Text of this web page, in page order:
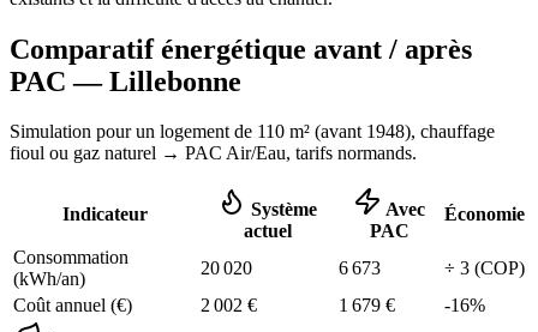
Comparatif énergétique avant / après
PAC —Lillebonne
Simulation pour un logement de 110 m² (avant 1948), chauffage
fioul ou gaz naturel → PAC Air/Eau, tarifs normands.
Indicateur
Système
actuel
Avec
PAC
Économie
Consommation
(kWh/an)
20 020 6 673 ÷ 3 (COP)
Coût annuel (€)
2 002 € 1 679 € -16%